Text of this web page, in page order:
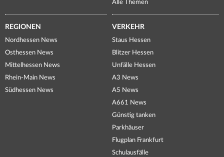
Alle Themen
REGIONEN
Nordhessen News
Osthessen News
Mittelhessen News
Rhein-Main News
Südhessen News
VERKEHR
Staus Hessen
Blitzer Hessen
Unfälle Hessen
A3 News
A5 News
A661 News
Günstig tanken
Parkhäuser
Flugplan Frankfurt
Schulausfälle